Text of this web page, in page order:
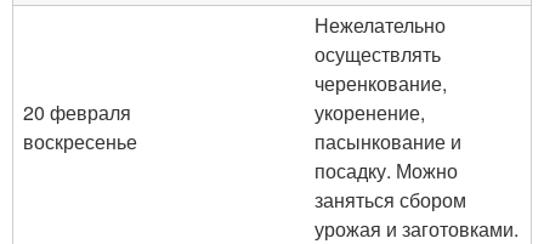
20 февраля
воскресенье
Нежелательно
осуществлять
черенкование,
укоренение,
пасынкование и
посадку. Можно
заняться сбором
урожая и заготовками.